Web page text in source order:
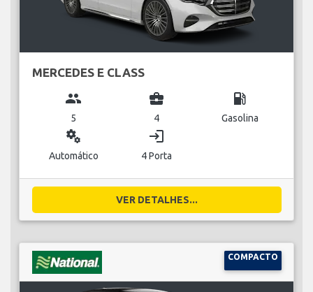
MERCEDES E CLASS
group
5
business_center
4
local_gas_station
Gasolina
miscellaneous_services
Automático
login
4 Porta
VER DETALHES...
COMPACTO